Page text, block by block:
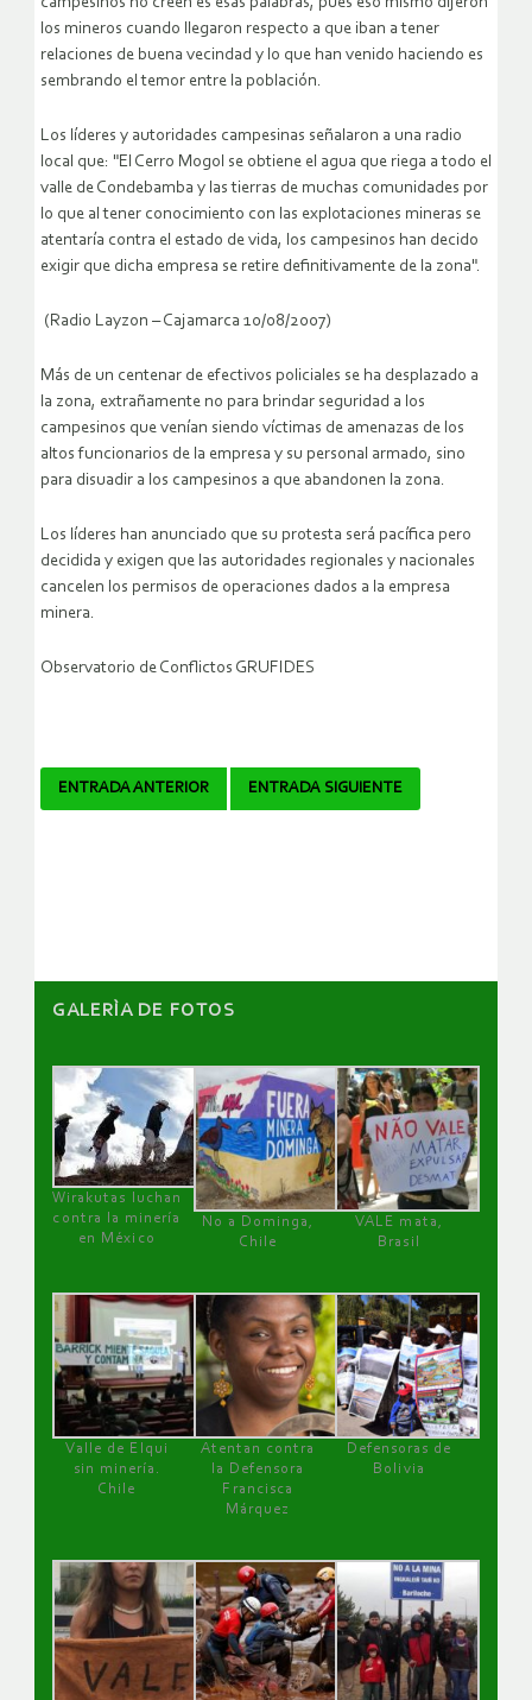
los mineros cuando llegaron respecto a que iban a tener
relaciones de buena vecindad y lo que han venido haciendo es
sembrando el temor entre la población.
Los líderes y autoridades campesinas señalaron a una radio
local que: "El Cerro Mogol se obtiene el agua que riega a todo el
valle de Condebamba y las tierras de muchas comunidades por
lo que al tener conocimiento con las explotaciones mineras se
atentaría contra el estado de vida, los campesinos han decido
exigir que dicha empresa se retire definitivamente de la zona".
(Radio Layzon – Cajamarca 10/08/2007)
Más de un centenar de efectivos policiales se ha desplazado a
la zona, extrañamente no para brindar seguridad a los
campesinos que venían siendo víctimas de amenazas de los
altos funcionarios de la empresa y su personal armado, sino
para disuadir a los campesinos a que abandonen la zona.
Los líderes han anunciado que su protesta será pacífica pero
decidida y exigen que las autoridades regionales y nacionales
cancelen los permisos de operaciones dados a la empresa
minera.
Observatorio de Conflictos GRUFIDES
Navegador
ENTRADA ANTERIOR ENTRADA SIGUIENTE
GALERÌA DE FOTOS
Wirakutas luchan
contra la minería
en México
No a Dominga,
Chile
VALE mata,
Brasil
Valle de Elqui
sin minería.
Chile
Atentan contra
la Defensora
Francisca
Márquez
Defensoras de
Bolivia